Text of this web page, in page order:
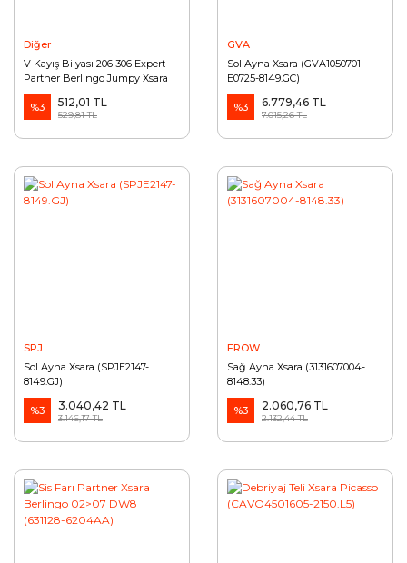
Diğer
V Kayış Bilyası 206 306 Expert
Partner Berlingo Jumpy Xsara
(25405944-5751.62-5751.27)
%3
512,01 TL
529,81 TL
GVA
Sol Ayna Xsara (GVA1050701-
E0725-8149.GC)
%3 6.779,46 TL
7.015,26 TL
SPJ
Sol Ayna Xsara (SPJE2147-
8149.GJ)
%3 3.040,42 TL
3.146,17 TL
FROW
Sağ Ayna Xsara (3131607004-
8148.33)
%3 2.060,76 TL
2.132,44 TL